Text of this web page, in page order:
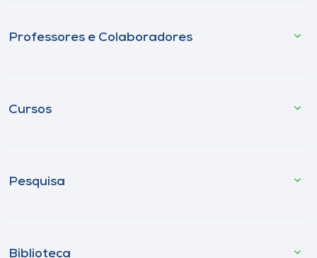
Professores e Colaboradores
Cursos
Pesquisa
Biblioteca